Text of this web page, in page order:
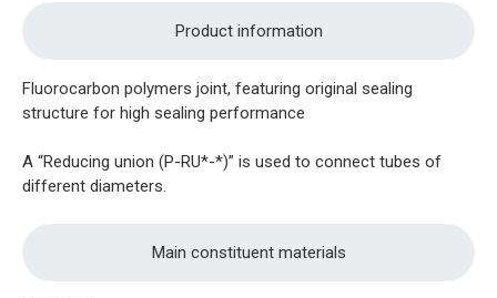
Product information
Fluorocarbon polymers joint, featuring original sealing
structure for high sealing performance
A “Reducing union (P-RU*-*)” is used to connect tubes of
different diameters.
Main constituent materials